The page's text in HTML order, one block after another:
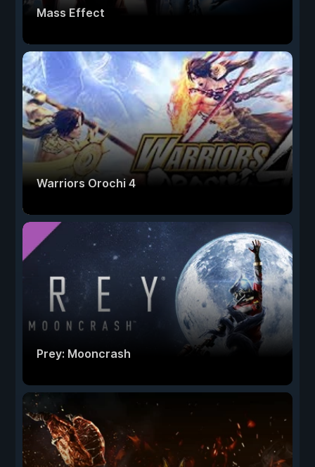
Mass Effect
Warriors Orochi 4
Prey: Mooncrash